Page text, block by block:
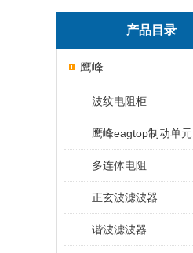
产品目录
鹰峰
波纹电阻柜
鹰峰eagtop制动单元
多连体电阻
正玄波滤波器
谐波滤波器